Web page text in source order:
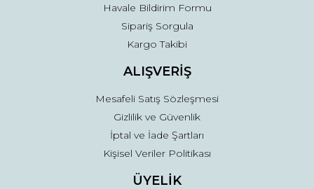
Gönder
Havale Bildirim Formu
Sipariş Sorgula
Kargo Takibi
ALIŞVERİŞ
Mesafeli Satış Sözleşmesi
Gizlilik ve Güvenlik
İptal ve İade Şartları
Kişisel Veriler Politikası
ÜYELİK